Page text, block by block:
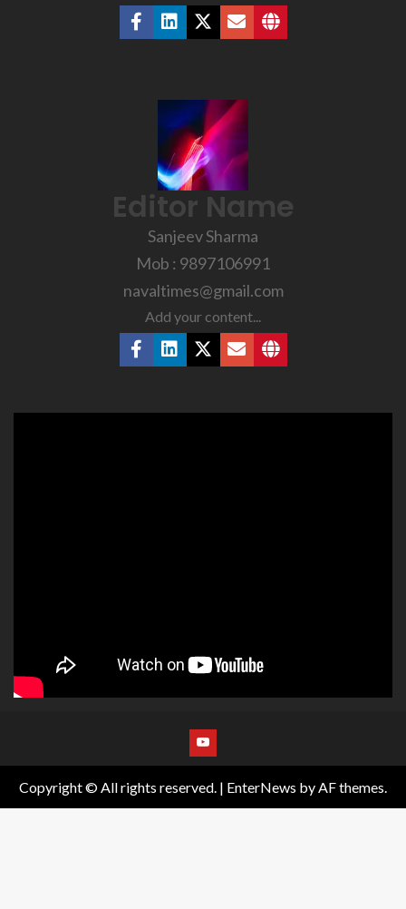
Editor Name
Sanjeev Sharma
Mob : 9897106991
navaltimes@gmail.com
Add your content...
Copyright © All rights reserved. | EnterNews by AF themes.